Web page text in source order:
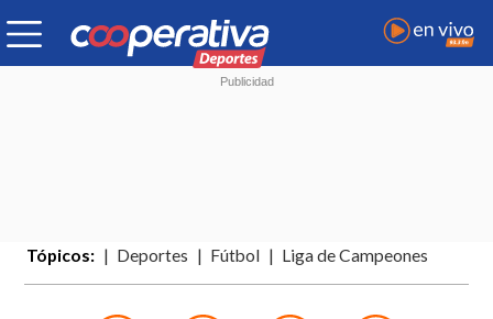
Tópicos: Deportes Fútbol Liga de Campeones